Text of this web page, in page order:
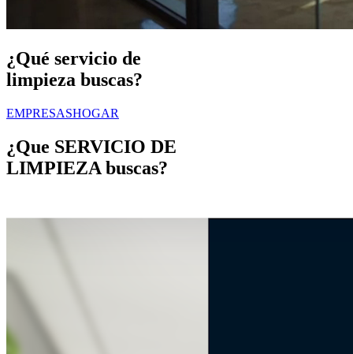
¿Qué servicio de
limpieza buscas?
EMPRESASHOGAR
¿Que SERVICIO DE
LIMPIEZA buscas?